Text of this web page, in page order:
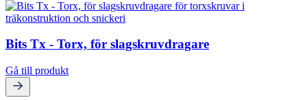
Bits Tx - Torx, för slagskruvdragare
Gå till produkt